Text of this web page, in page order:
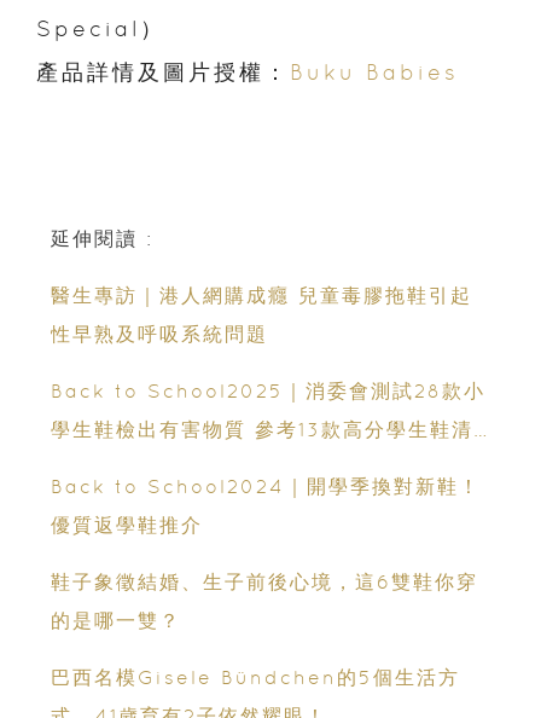
Special）
產品詳情及圖片授權： Buku Babies
延伸閱讀 :
醫生專訪｜港人網購成癮 兒童毒膠拖鞋引起
性早熟及呼吸系統問題
Back to School2025｜消委會測試28款小
學生鞋檢出有害物質 參考13款高分學生鞋清
Back to School2024｜開學季換對新鞋！
優質返學鞋推介
鞋子象徵結婚、生子前後心境，這6雙鞋你穿
的是哪一雙？
巴西名模Gisele Bündchen的5個生活方